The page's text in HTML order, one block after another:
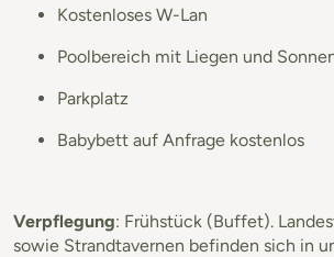
Kostenloses W-Lan
Poolbereich mit Liegen und
Parkplatz
Babybett auf Anfrage kostenlos
Verpflegung: Frühstück (Buffet).
sowie Strandtavernen befinden sich in